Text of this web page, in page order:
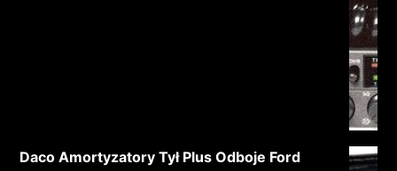
Daco Amortyzatory Tył Plus Odboje Ford